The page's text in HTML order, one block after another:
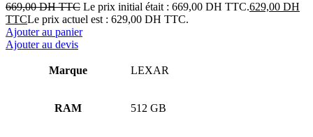
669,00DH TTC Le prix initial était : 669,00 DH TTC.629,00 DH
TTCLe prix actuel est : 629,00 DH TTC.
Ajouter au panier
Ajouter au devis
Marque LEXAR
RAM ‎512 GB